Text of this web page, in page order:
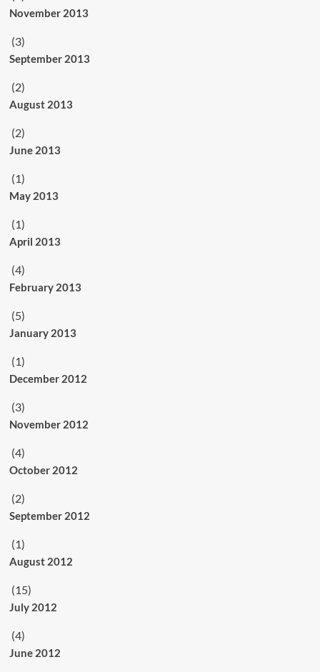
November 2013
(3)
September 2013
(2)
August 2013
(2)
June 2013
(1)
May 2013
(1)
April 2013
(4)
February 2013
(5)
January 2013
(1)
December 2012
(3)
November 2012
(4)
October 2012
(2)
September 2012
(1)
August 2012
(15)
July 2012
(4)
June 2012